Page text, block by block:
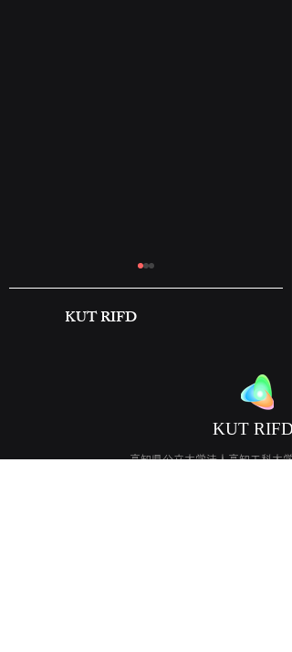
KUT RIFD
​KUT RIFD
高知県公立大学法人高知工科大